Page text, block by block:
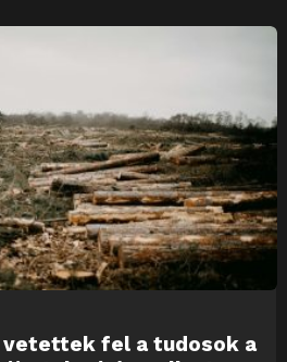
fel a tudosok a